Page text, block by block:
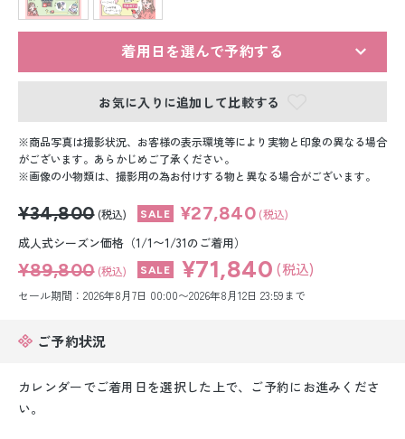
スーツレンタル
色打掛&紋付袴レンタル
白無垢&紋付袴レンタル
小物販売品
着用日を選んで予約する
お気に入りに追加して比較する
商品写真は撮影状況、お客様の表示環境等により実物と印象の異なる場合
がございます。あらかじめご了承ください。
画像の小物類は、撮影用の為お付けする物と異なる場合がございます。
¥34,800 (税込) ¥27,840 (税込)
成人式シーズン価格（1/1〜1/31のご着用）
¥89,800 (税込) ¥71,840 (税込)
セール期間：2026年8月7日 00:00〜2026年8月12日 23:59まで
ご予約状況
カレンダーでご着用日を選択した上で、ご予約にお進みくださ
い。